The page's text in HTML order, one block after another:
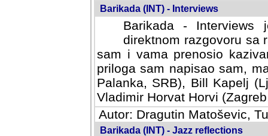
Barikada (INT) - Interviews
Barikada -
direktnom razgovoru sa
sam i vama prenosio
priloga sam napisao sam,
Palanka, SRB), Bill Kapelj
Vladimir Horvat Horvi
Autor: Dragutin Matoševic,
Barikada (INT) - Jazz reflections